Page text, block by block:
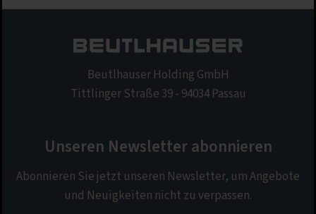
Beutlhauser Holding GmbH
Tittlinger Straße 39 - 94034 Passau
Unseren Newsletter abonnieren
Abonnieren Sie jetzt unseren Newsletter, um Angebote
und Neuigkeiten nicht zu verpassen.